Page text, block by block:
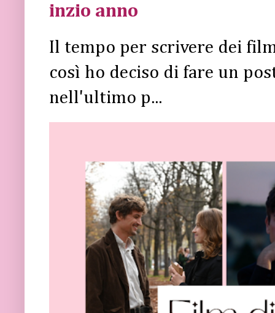
inzio anno
Il tempo per scrivere dei
così ho deciso di fare un
nell'ultimo p...